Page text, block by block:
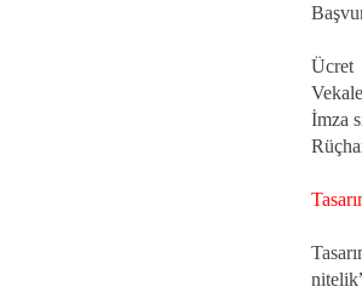
Ücret
İmza